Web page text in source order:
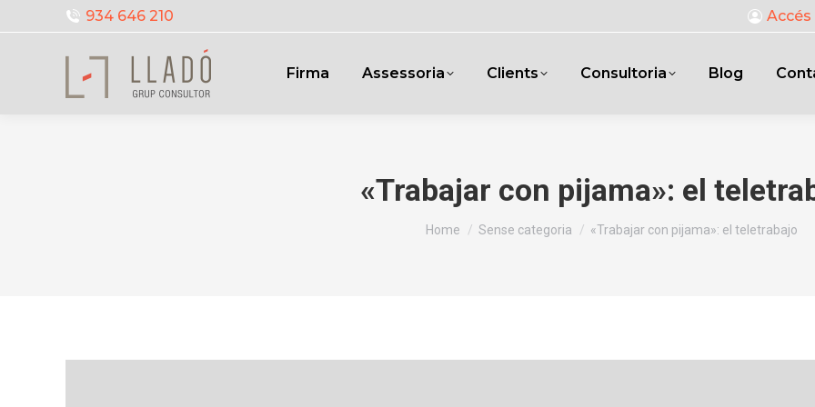
934 646 210
Firma Assessoria Clients Consultoria Blog
«Trabajar con pijama»: el
You are here:
Home Sense categoria «Trabajar con pijama»: el teletrabajo